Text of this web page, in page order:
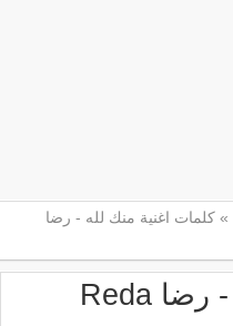
» كلمات اغنية منك لله - رضا
كلمات اغنية منك لله - رضا Reda